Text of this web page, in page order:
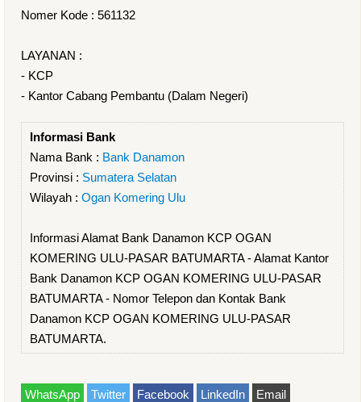
Nomer Kode : 561132
LAYANAN :
- KCP
- Kantor Cabang Pembantu (Dalam Negeri)
Informasi Bank
Nama Bank : Bank Danamon
Provinsi : Sumatera Selatan
Wilayah : Ogan Komering Ulu
Informasi Alamat Bank Danamon KCP OGAN
KOMERING ULU-PASAR BATUMARTA - Alamat Kantor
Bank Danamon KCP OGAN KOMERING ULU-PASAR
BATUMARTA - Nomor Telepon dan Kontak Bank
Danamon KCP OGAN KOMERING ULU-PASAR
BATUMARTA.
WhatsApp Twitter Facebook LinkedIn Email